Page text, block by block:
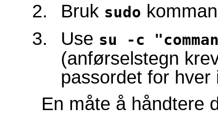
Bruk sudo
Use su -c
(anførselstegn
passordet for
En måte å håndtere